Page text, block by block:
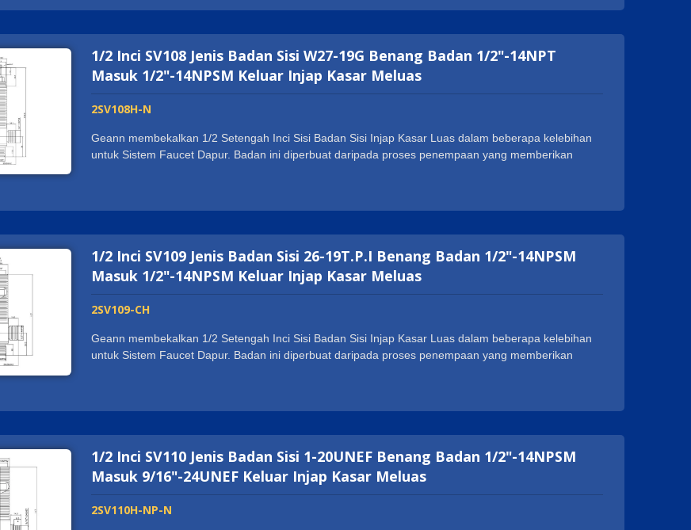
1/2 Inci SV108 Jenis Badan Sisi W27-19G Benang Badan 1/2"-14NPT
Masuk 1/2"-14NPSM Keluar Injap Kasar Meluas
2SV108H-N
Geann membekalkan 1/2 Setengah Inci Sisi Badan Sisi Injap Kasar Luas dalam beberapa kelebihan
untuk Sistem Faucet Dapur. Badan ini diperbuat daripada proses penempaan yang memberikan
1/2 Inci SV109 Jenis Badan Sisi 26-19T.P.I Benang Badan 1/2"-14NPSM
Masuk 1/2"-14NPSM Keluar Injap Kasar Meluas
2SV109-CH
Geann membekalkan 1/2 Setengah Inci Sisi Badan Sisi Injap Kasar Luas dalam beberapa kelebihan
untuk Sistem Faucet Dapur. Badan ini diperbuat daripada proses penempaan yang memberikan
1/2 Inci SV110 Jenis Badan Sisi 1-20UNEF Benang Badan 1/2"-14NPSM
Masuk 9/16"-24UNEF Keluar Injap Kasar Meluas
2SV110H-NP-N